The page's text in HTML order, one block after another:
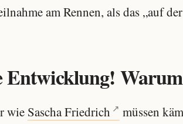
am Rennen, als das „auf
Entwicklung!
wie Sascha Friedrich
müssen